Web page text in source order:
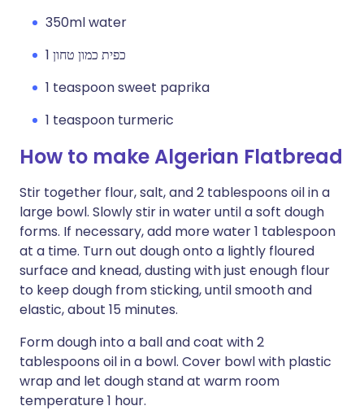
350ml water
1 כפית כמון טחון
1 teaspoon sweet paprika
1 teaspoon turmeric
How to make Algerian Flatbread
Stir together flour, salt, and 2 tablespoons oil in a
large bowl. Slowly stir in water until a soft dough
forms. If necessary, add more water 1 tablespoon
at a time. Turn out dough onto a lightly floured
surface and knead, dusting with just enough flour
to keep dough from sticking, until smooth and
elastic, about 15 minutes.
Form dough into a ball and coat with 2
tablespoons oil in a bowl. Cover bowl with plastic
wrap and let dough stand at warm room
temperature 1 hour.